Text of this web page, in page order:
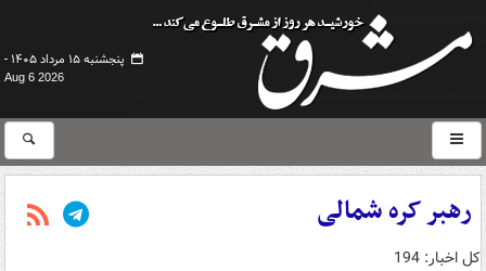
پنجشنبه ۱۵ مرداد ۱۴۰۵ -
Aug 6 2026
رهبر کره شمالی
کل اخبار: 194